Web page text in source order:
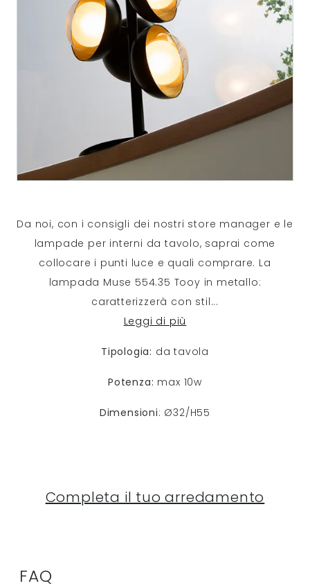
Da noi, con i consigli dei nostri store manager e le
lampade per interni da tavolo, saprai come
collocare i punti luce e quali comprare. La
lampada Muse 554.35 Tooy in metallo:
caratterizzerà con stil...
Leggi di più
Tipologia: da tavola
Potenza: max 10w
Dimensioni: Ø32/H55
Completa il tuo arredamento
FAQ